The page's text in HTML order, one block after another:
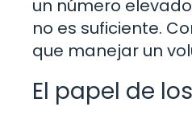
un número
no es suficiente.
que manejar un
El papel de